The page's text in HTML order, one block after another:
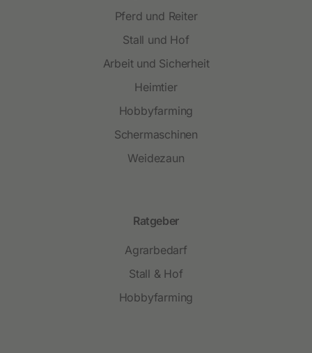
Pferd und Reiter
Stall und Hof
Arbeit und Sicherheit
Heimtier
Hobbyfarming
Schermaschinen
Weidezaun
Ratgeber
Agrarbedarf
Stall & Hof
Hobbyfarming